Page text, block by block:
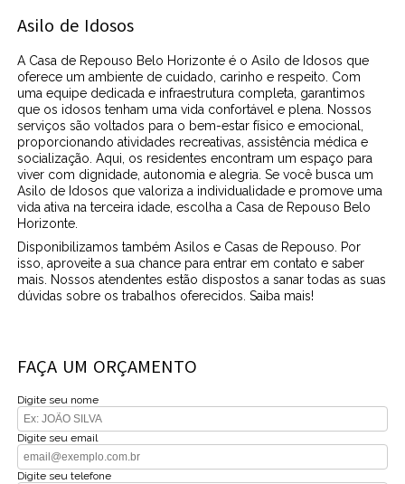
Asilo de Idosos
A Casa de Repouso Belo Horizonte é o Asilo de Idosos que
oferece um ambiente de cuidado, carinho e respeito. Com
uma equipe dedicada e infraestrutura completa, garantimos
que os idosos tenham uma vida confortável e plena. Nossos
serviços são voltados para o bem-estar físico e emocional,
proporcionando atividades recreativas, assistência médica e
socialização. Aqui, os residentes encontram um espaço para
viver com dignidade, autonomia e alegria. Se você busca um
Asilo de Idosos que valoriza a individualidade e promove uma
vida ativa na terceira idade, escolha a Casa de Repouso Belo
Horizonte.
Disponibilizamos também Asilos e Casas de Repouso. Por
isso, aproveite a sua chance para entrar em contato e saber
mais. Nossos atendentes estão dispostos a sanar todas as suas
dúvidas sobre os trabalhos oferecidos. Saiba mais!
FAÇA UM ORÇAMENTO
Digite seu nome
Digite seu email
Digite seu telefone